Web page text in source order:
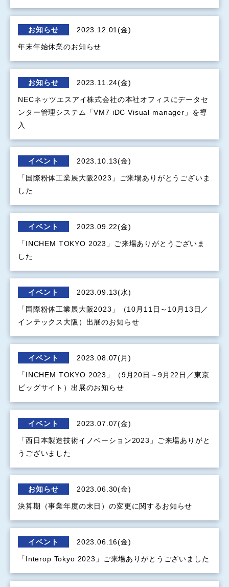
お知らせ 2023.12.01(金)
年末年始休業のお知らせ
お知らせ 2023.11.24(金)
NECネッツエスアイ株式会社の本社オフィスにデータセ
ンター管理システム「VM7 iDC Visual manager」を導
入
イベント 2023.10.13(金)
「国際粉体工業展大阪2023」ご来場ありがとうございま
した
イベント 2023.09.22(金)
「INCHEM TOKYO 2023」ご来場ありがとうございま
した
イベント 2023.09.13(水)
「国際粉体工業展大阪2023」（10月11日～10月13日／
インテックス大阪）出展のお知らせ
イベント 2023.08.07(月)
「INCHEM TOKYO 2023」（9月20日～9月22日／東京
ビッグサイト）出展のお知らせ
イベント 2023.07.07(金)
「西日本製造技術イノベーション2023」ご来場ありがと
うございました
お知らせ 2023.06.30(金)
決算期（事業年度の末日）の変更に関するお知らせ
イベント 2023.06.16(金)
「Interop Tokyo 2023」ご来場ありがとうございました